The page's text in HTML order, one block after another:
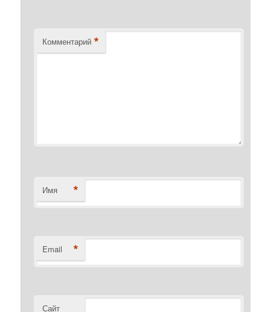
Комментарий *
Имя *
Email *
Сайт